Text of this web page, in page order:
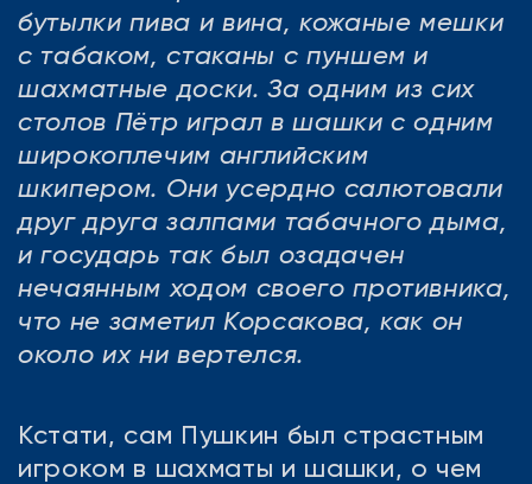
бутылки пива и вина, кожаные мешки
с табаком, стаканы с пуншем и
шахматные доски. За одним из сих
столов Пётр играл в шашки с одним
широкоплечим английским
шкипером. Они усердно салютовали
друг друга залпами табачного дыма,
и государь так был озадачен
нечаянным ходом своего противника,
что не заметил Корсакова, как он
около их ни вертелся.
Кстати, сам Пушкин был страстным
игроком в шахматы и шашки, о чем